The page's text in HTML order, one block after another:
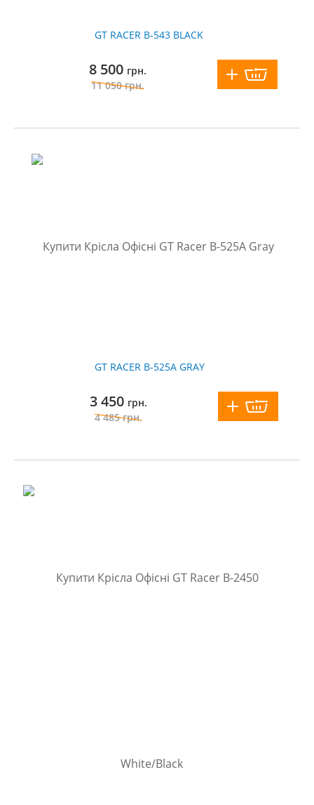
GT RACER B-543 BLACK
8 500 грн.
11 050грн.
GT RACER B-525A GRAY
3 450 грн.
4 485грн.